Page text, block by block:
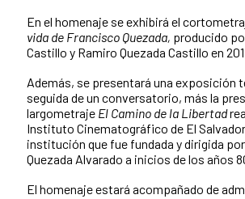
En el homenaje se exhibirá el
vida de Francisco Quezada, producido
Castillo y Ramiro Quezada Castillo en
Además, se presentará una exposición
seguida de un conversatorio, más la
largometraje El Camino de la Libertad
Instituto Cinematográfico de El
institución que fue fundada y dirigida
Quezada Alvarado a inicios de los años
El homenaje estará acompañado de